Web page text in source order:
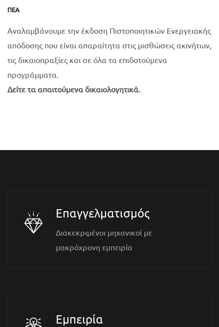
ΠΕΑ
Αναλαμβάνουμε την έκδοση Πιστοποιητικών Ενεργειακής
απόδοσης που είναι απαραίτητα στις μισθώσεις ακινήτων,
τις δικαιοπραξίες και σε όλα τα επιδοτούμενα
προγράμματα.
Δείτε τα απαιτούμενα δικαιολογητικά.
Επαγγελματισμός
Διακεκριμένοι μηχανικοί με
μακρόχρονη εμπειρία
Εμπειρία